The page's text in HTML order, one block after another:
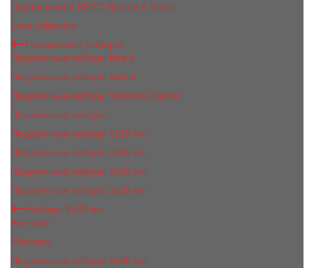
Парфюмерия BEA'S Beauty & Scent
Luxe collection
Подарочные наборы
Подарочные наборы Bea's
Подарочные наборы 4х5ml
Подарочные наборы Victoria's Secret
Подарочные наборы
Подарочные наборы 2x15 мл
Подарочные наборы 3х15 мл
Подарочные наборы 3x50 мл
Подарочные наборы 3x20 мл
Наборы 3х20 мл
Женские
Мужские
Подарочные наборы 3х30 мл